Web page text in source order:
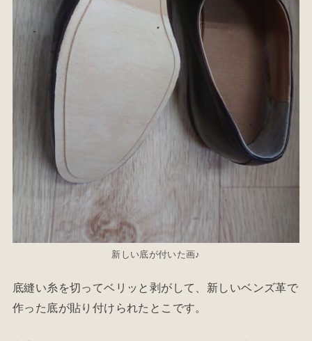
新しい底が付いた画♪
底縫い糸を切ってベリッと剥がして、新しいベンズ革で
作った底が貼り付けられたとこです。